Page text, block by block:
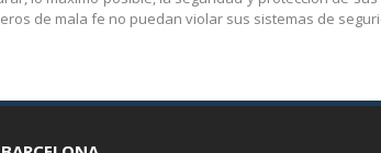
de mala fe no puedan violar sus sistemas de